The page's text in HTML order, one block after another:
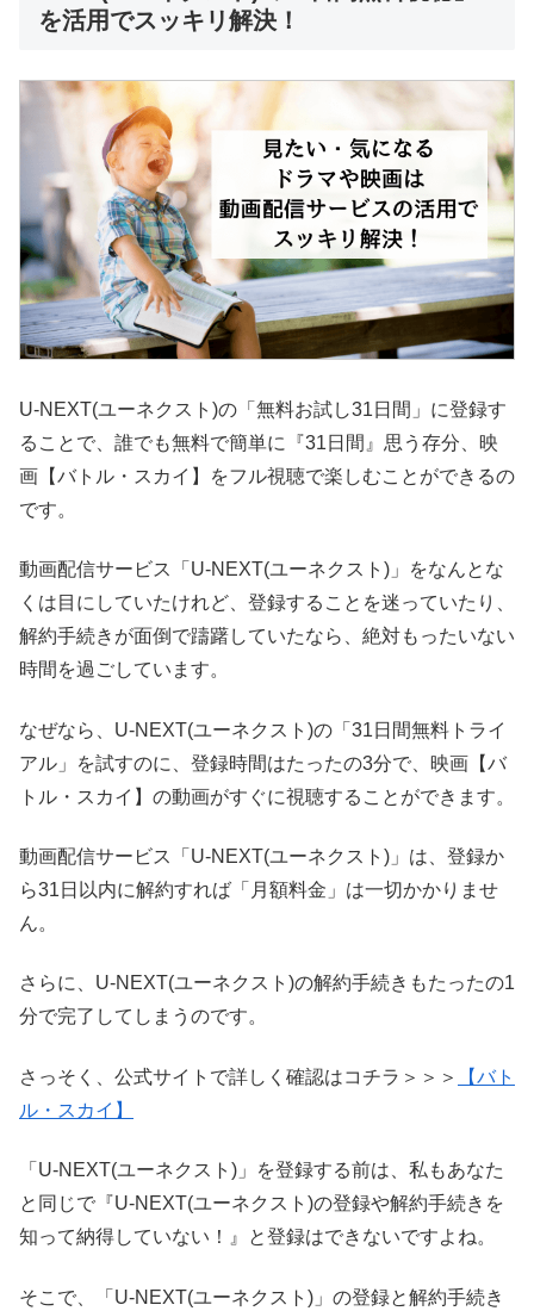
を活用でスッキリ解決！
U-NEXT(ユーネクスト)の「無料お試し31日間」に登録す
ることで、誰でも無料で簡単に『31日間』思う存分、映
画【バトル・スカイ】をフル視聴で楽しむことができるの
です。
動画配信サービス「U-NEXT(ユーネクスト)」をなんとな
くは目にしていたけれど、登録することを迷っていたり、
解約手続きが面倒で躊躇していたなら、絶対もったいない
時間を過ごしています。
なぜなら、U-NEXT(ユーネクスト)の「31日間無料トライ
アル」を試すのに、登録時間はたったの3分で、映画【バ
トル・スカイ】の動画がすぐに視聴することができます。
動画配信サービス「U-NEXT(ユーネクスト)」は、登録か
ら31日以内に解約すれば「月額料金」は一切かかりませ
ん。
さらに、U-NEXT(ユーネクスト)の解約手続きもたったの1
分で完了してしまうのです。
さっそく、公式サイトで詳しく確認はコチラ＞＞＞
【バト
ル・スカイ】
「U-NEXT(ユーネクスト)」を登録する前は、私もあなた
と同じで『U-NEXT(ユーネクスト)の登録や解約手続きを
知って納得していない！』と登録はできないですよね。
そこで、「U-NEXT(ユーネクスト)」の登録と解約手続き